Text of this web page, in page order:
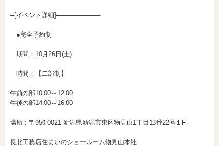
─[イベント詳細]──────────
●完全予約制
期間：10月26日(土)
時間：【二部制】
午前の部10:00～12:00
午後の部14:00～16:00
場所：〒950-0021 新潟県新潟市東区物見山1丁目13番22号１F
長北工務店住まいのショールーム物見山本社